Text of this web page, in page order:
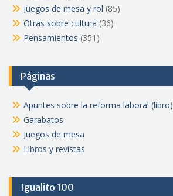
Juegos de mesa y rol (85)
Otras sobre cultura (36)
Pensamientos (351)
Páginas
Apuntes sobre la reforma laboral (libro)
Garabatos
Juegos de mesa
Libros y revistas
Igualito 100